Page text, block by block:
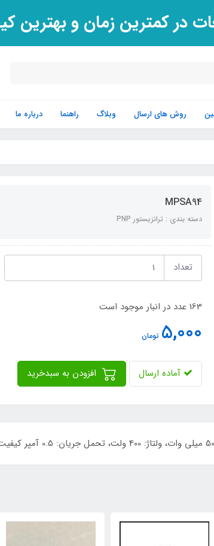
در کمترین زمان و بهترین
روش های ارسال وبلاگ راهنما درباره ما
MPSA94
دسته بندی : ترانزیستور PNP
تعداد
163 عدد در انبار موجود است
5,000 تومان
آماده ارسال